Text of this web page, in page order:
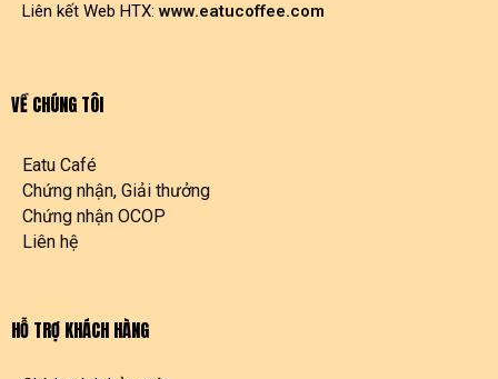
Liên kết Web HTX:www.eatucoffee.com
VỀ CHÚNG TÔI
Eatu Café
Chứng nhận, Giải thưởng
Chứng nhận OCOP
Liên hệ
HỖ TRỢ KHÁCH HÀNG